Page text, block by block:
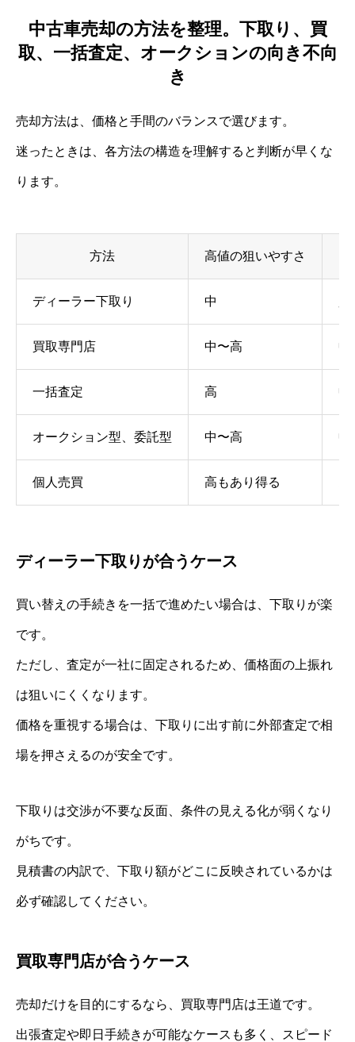
中古車売却の方法を整理。下取り、買
取、一括査定、オークションの向き不向
き
売却方法は、価格と手間のバランスで選びます。
迷ったときは、各方法の構造を理解すると判断が早くな
ります。
方法 高値の狙いやすさ
ディーラー下取り 中
買取専門店 中〜高 中
一括査定 高 中
オークション型、委託型 中〜高 中
個人売買 高もあり得る
ディーラー下取りが合うケース
買い替えの手続きを一括で進めたい場合は、下取りが楽
です。
ただし、査定が一社に固定されるため、価格面の上振れ
は狙いにくくなります。
価格を重視する場合は、下取りに出す前に外部査定で相
場を押さえるのが安全です。
下取りは交渉が不要な反面、条件の見える化が弱くなり
がちです。
見積書の内訳で、下取り額がどこに反映されているかは
必ず確認してください。
買取専門店が合うケース
売却だけを目的にするなら、買取専門店は王道です。
出張査定や即日手続きが可能なケースも多く、スピード